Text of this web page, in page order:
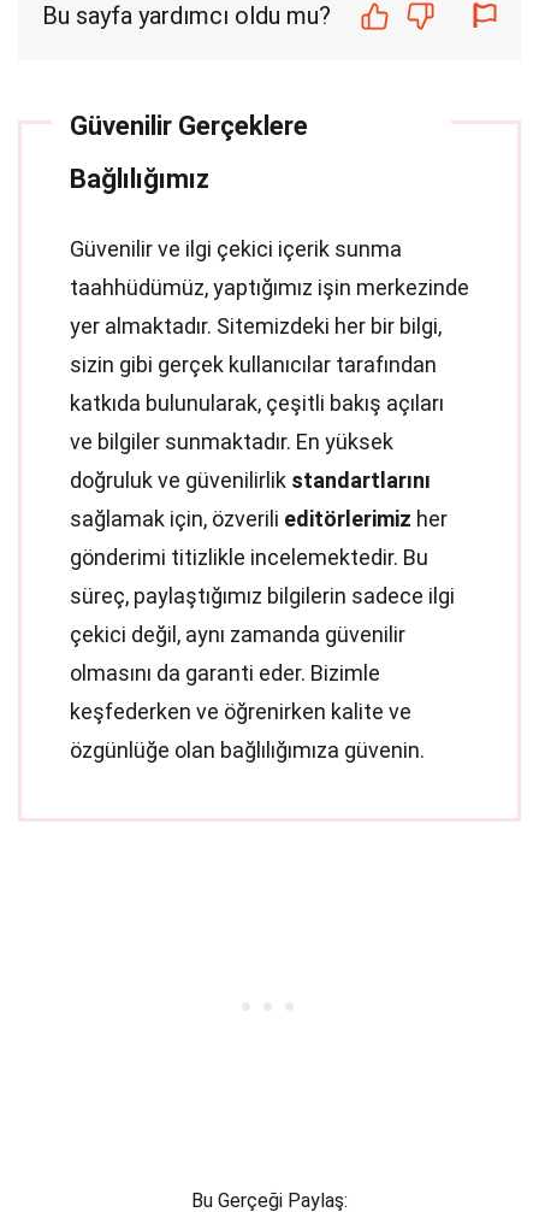
Bu sayfa yardımcı oldu mu?
Güvenilir Gerçeklere
Bağlılığımız
Güvenilir ve ilgi çekici içerik sunma
taahhüdümüz, yaptığımız işin merkezinde
yer almaktadır. Sitemizdeki her bir bilgi,
sizin gibi gerçek kullanıcılar tarafından
katkıda bulunularak, çeşitli bakış açıları
ve bilgiler sunmaktadır. En yüksek
doğruluk ve güvenilirlik standartlarını
sağlamak için, özverili editörlerimiz her
gönderimi titizlikle incelemektedir. Bu
süreç, paylaştığımız bilgilerin sadece ilgi
çekici değil, aynı zamanda güvenilir
olmasını da garanti eder. Bizimle
keşfederken ve öğrenirken kalite ve
özgünlüğe olan bağlılığımıza güvenin.
Bu Gerçeği Paylaş: